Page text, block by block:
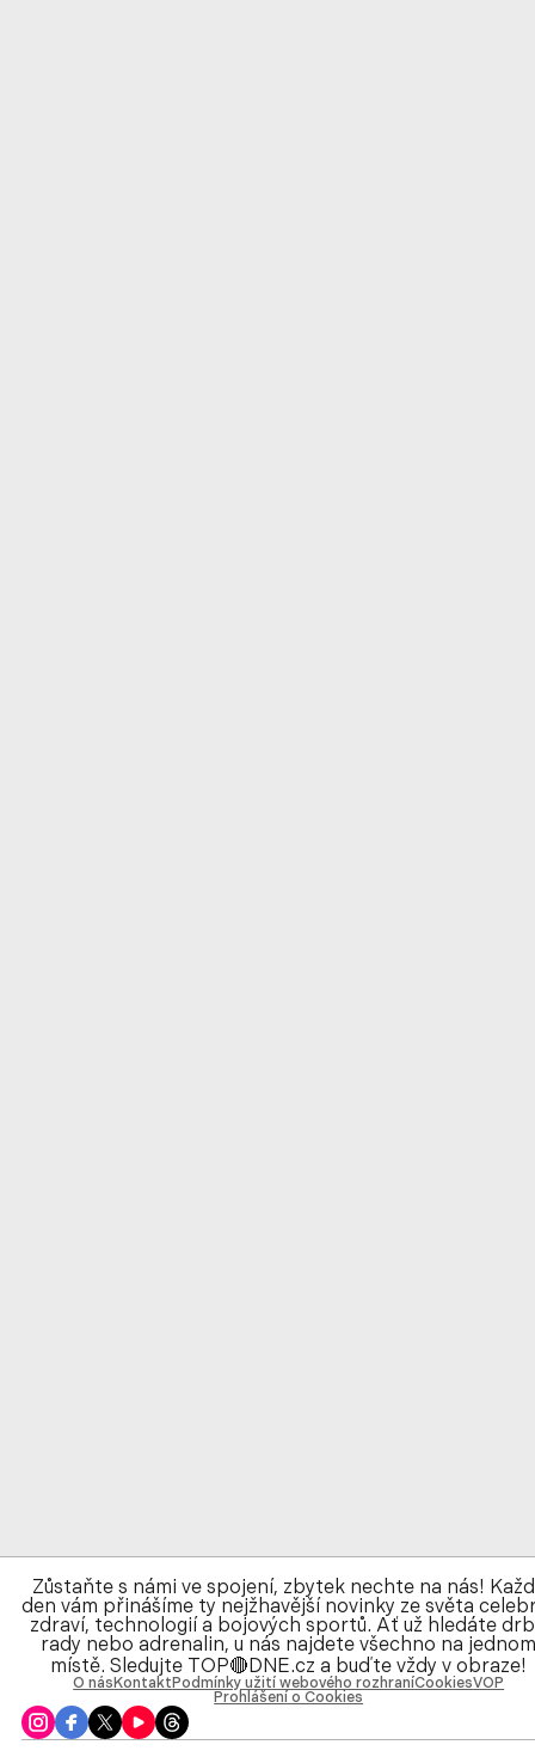
Zůstaňte s námi ve spojení, zbytek nechte na nás!
den vám přinášíme ty nejžhavější novinky ze světa
zdraví, technologií a bojových sportů. Ať už hledáte
rady nebo adrenalin, u nás najdete všechno na
místě. Sledujte TOP🔴DNE.cz a buďte vždy v obraze!
O nás Kontakt Podmínky užití webového rozhraníCookiesVOP
Prohlášení o Cookies